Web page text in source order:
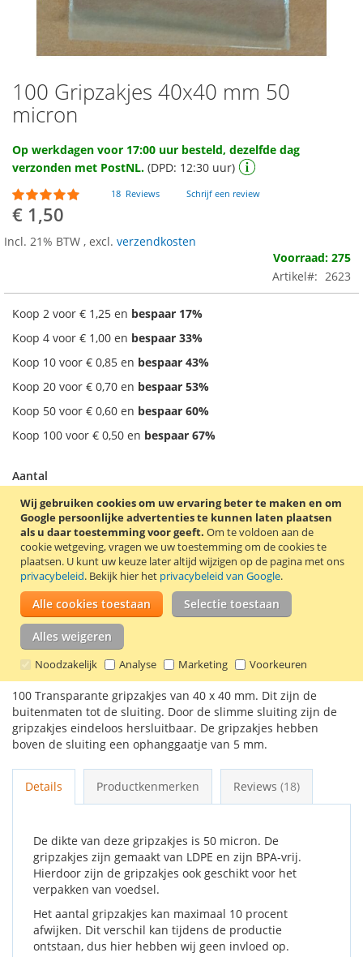
Wij gebruiken cookies om uw ervaring beter te maken en om
Google persoonlijke advertenties te kunnen laten plaatsen
als u daar toestemming voor geeft. Om te voldoen aan de
cookie wetgeving, vragen we uw toestemming om de cookies te
plaatsen. U kunt uw keuze later altijd wijzigen op de pagina met ons
privacybeleid. Bekijk hier het privacybeleid van Google.
Alle cookies toestaan Selectie toestaan
Alles weigeren
Noodzakelijk Analyse Marketing Voorkeuren
Ga
naar
het
van
de
afbeeldingen-
gallerij
100 Gripzakjes 40x40 mm 50
micron
Op werkdagen voor 17:00 uur besteld, dezelfde dag
verzonden met PostNL. (DPD: 12:30 uur)
Waardering:
94
% of100
18 Reviews Schrijf een review
€ 1,50
Incl. 21% BTW , excl. verzendkosten
Voorraad: 275
Artikel
2623
Koop 2 voor € 1,25 en bespaar 17%
Koop 4 voor € 1,00 en bespaar 33%
Koop 10 voor € 0,85 en bespaar 43%
Koop 20 voor € 0,70 en bespaar 53%
Koop 50 voor € 0,60 en bespaar 60%
Koop 100 voor € 0,50 en bespaar 67%
Aantal
In Winkelwagen
VOEG TOE AAN VERLANGLIJST
TOEVOEGEN OM TE VERGELIJKEN
100 Transparante gripzakjes van 40 x 40 mm. Dit zijn de
buitenmaten tot de sluiting. Door de slimme sluiting zijn de
gripzakjes eindeloos hersluitbaar. De gripzakjes hebben
boven de sluiting een ophanggaatje van 5 mm.
Details Productkenmerken Reviews 18
De dikte van deze gripzakjes is 50 micron. De
gripzakjes zijn gemaakt van LDPE en zijn BPA-vrij.
Hierdoor zijn de gripzakjes ook geschikt voor het
verpakken van voedsel.
Het aantal gripzakjes kan maximaal 10 procent
afwijken. Dit verschil kan tijdens de productie
ontstaan, dus hier hebben wij geen invloed op.